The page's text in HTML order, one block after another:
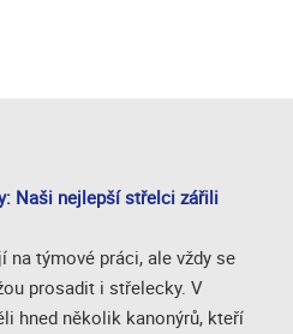
Naši nejlepší střelci zářili
na týmové práci, ale vždy se
prosadit i střelecky. V
hned několik kanonýrů, kteří